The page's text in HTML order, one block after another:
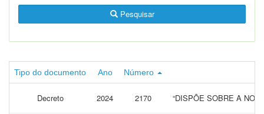
Pesquisar
Tipo do documento Ano Número
Decreto 2024 2170 “DISPÕE SOBRE A